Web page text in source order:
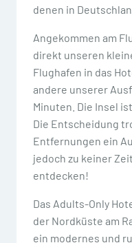
denen in
Angekommen am
direkt unseren
Flughafen in das
andere unserer
Minuten. Die Insel
Die Entscheidung
Entfernungen ein
jedoch zu keiner
entdecken!
Das Adults-Only
der Nordküste am
ein modernes und